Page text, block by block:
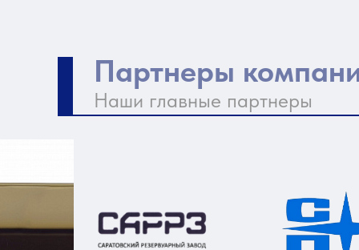
Партнеры
Наши главные партнеры